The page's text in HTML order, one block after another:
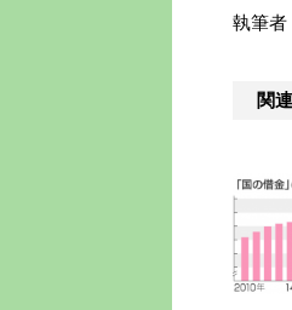
執筆者
関